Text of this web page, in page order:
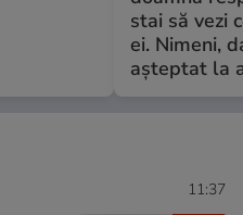
stai să vezi
ei. Nimeni,
așteptat la
11:37